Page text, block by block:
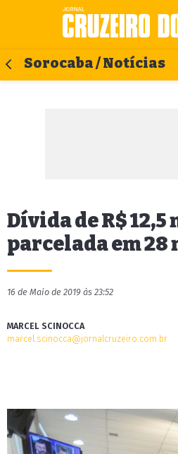
Sorocaba / Notícias
Dívida de R$
parcelada em 28
16 de Maio de 2019 às 23:52
MARCEL SCINOCCA
marcel.scinocca@jornalcruzeiro.com.br